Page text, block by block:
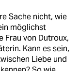
Sache nicht, wie
möglichst
Frau von Dutroux,
Kann es sein,
Liebe und